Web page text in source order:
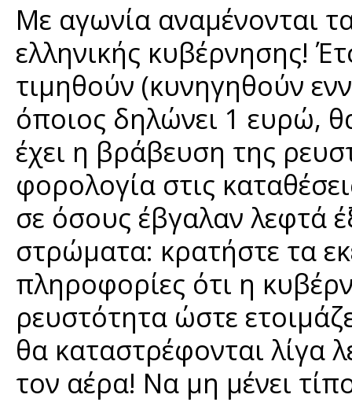
Με αγωνία αναμένονται
ελληνικής κυβέρνησης!
τιμηθούν (κυνηγηθούν
όποιος δηλώνει 1 ευρώ,
έχει η βράβευση της
φορολογία στις
σε όσους έβγαλαν λεφτά
στρώματα: κρατήστε τα
πληροφορίες ότι η
ρευστότητα ώστε
θα καταστρέφονται λίγα
τον αέρα! Να μη μένει